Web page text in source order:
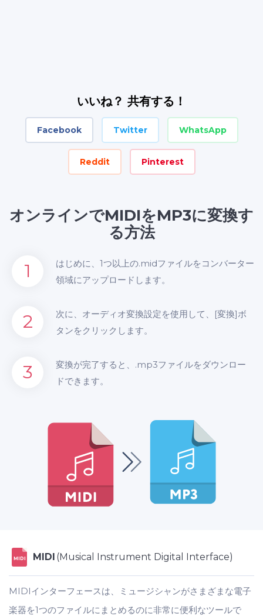
いいね？ 共有する！
Facebook Twitter WhatsApp
Reddit Pinterest
オンラインでMIDIをMP3に変換す
る方法
1
はじめに、1つ以上の.midファイルをコンバーター
領域にアップロードします。
2
次に、オーディオ変換設定を使用して、[変換]ボ
タンをクリックします。
3
変換が完了すると、.mp3ファイルをダウンロー
ドできます。
MIDI MIDI (Musical Instrument Digital Interface)
MIDIインターフェースは、ミュージシャンがさまざまな電子
楽器を1つのファイルにまとめるのに非常に便利なツールで